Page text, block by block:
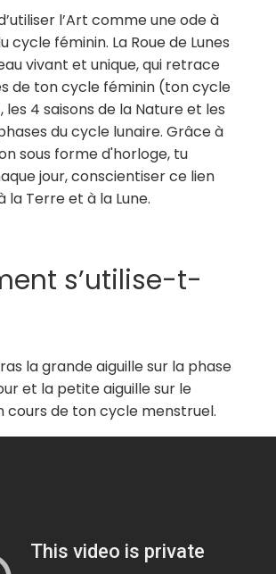
l’Art comme une ode à
cycle féminin. La Roue de Lunes
vivant et unique, qui retrace
de ton cycle féminin (ton cycle
4 saisons de la Nature et les
du cycle lunaire. Grâce à
sous forme d'horloge, tu
jour, conscientiser ce lien
la Terre et à la Lune.
s’utilise-t-
la grande aiguille sur la phase
et la petite aiguille sur le
cours de ton cycle menstruel.